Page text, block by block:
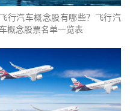
飞行汽车概念股有哪些？飞行汽
车概念股票名单一览表